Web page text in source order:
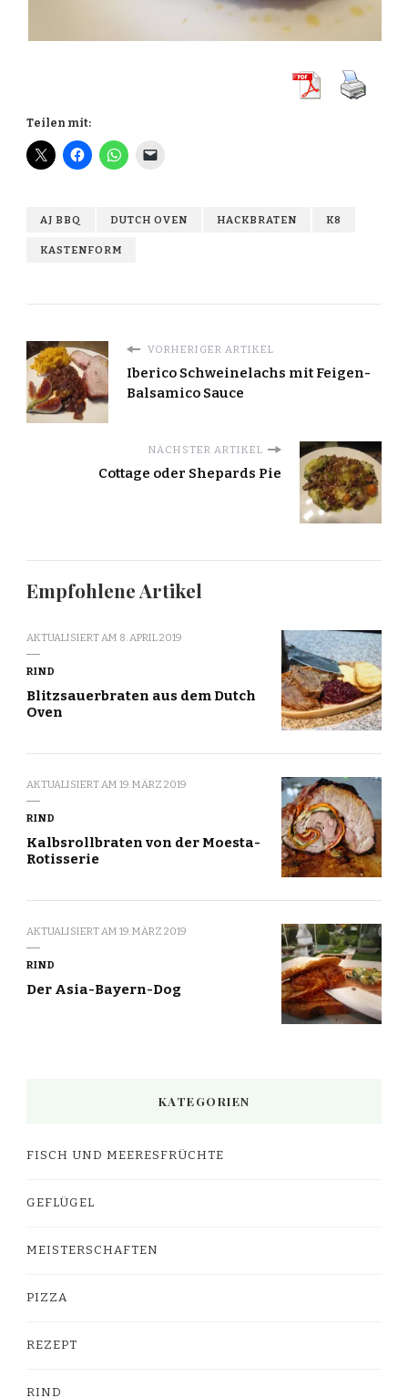
Teilen mit:
AJ BBQ DUTCH OVEN HACKBRATEN K8
KASTENFORM
VORHERIGER ARTIKEL
Iberico Schweinelachs mit Feigen-
Balsamico Sauce
NÄCHSTER ARTIKEL
Cottage oder Shepards Pie
Empfohlene Artikel
AKTUALISIERT AM 8. APRIL 2019
RIND
Blitzsauerbraten aus dem Dutch
Oven
AKTUALISIERT AM 19. MÄRZ 2019
RIND
Kalbsrollbraten von der Moesta-
Rotisserie
AKTUALISIERT AM 19. MÄRZ 2019
RIND
Der Asia-Bayern-Dog
KATEGORIEN
FISCH UND MEERESFRÜCHTE
GEFLÜGEL
MEISTERSCHAFTEN
PIZZA
REZEPT
RIND